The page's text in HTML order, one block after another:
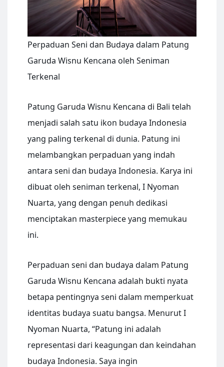
Perpaduan Seni dan Budaya dalam Patung
Garuda Wisnu Kencana oleh Seniman
Terkenal
Patung Garuda Wisnu Kencana di Bali telah
menjadi salah satu ikon budaya Indonesia
yang paling terkenal di dunia. Patung ini
melambangkan perpaduan yang indah
antara seni dan budaya Indonesia. Karya ini
dibuat oleh seniman terkenal, I Nyoman
Nuarta, yang dengan penuh dedikasi
menciptakan masterpiece yang memukau
ini.
Perpaduan seni dan budaya dalam Patung
Garuda Wisnu Kencana adalah bukti nyata
betapa pentingnya seni dalam memperkuat
identitas budaya suatu bangsa. Menurut I
Nyoman Nuarta, “Patung ini adalah
representasi dari keagungan dan keindahan
budaya Indonesia. Saya ingin